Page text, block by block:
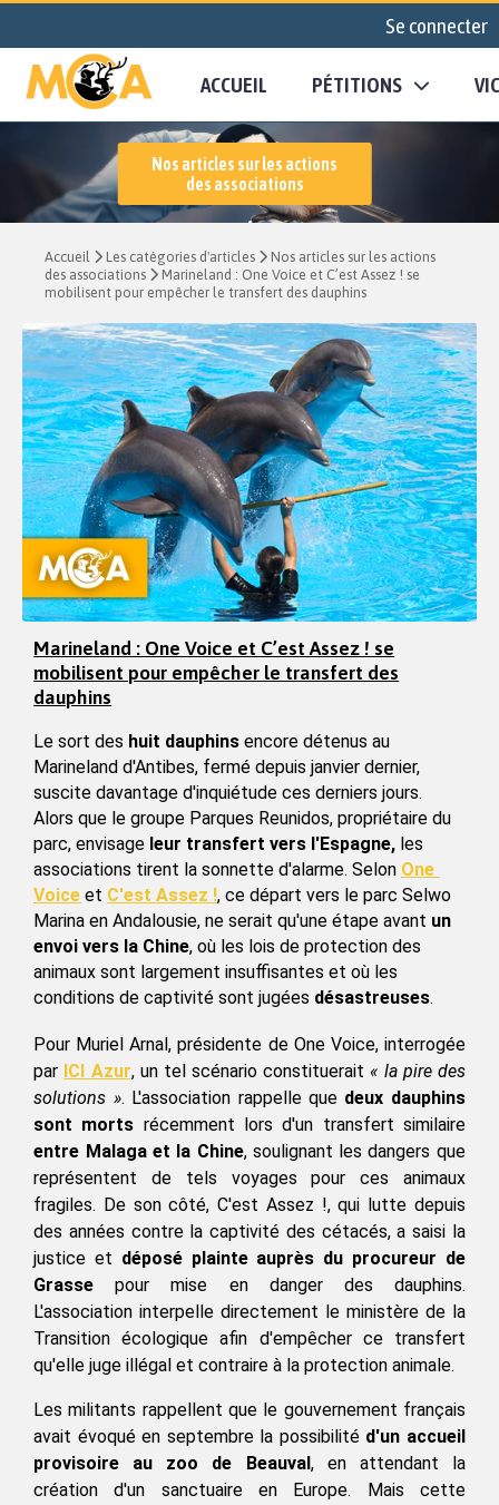
Se connecter
ACCUEIL PÉTITIONS
Nos articles sur les actions
des associations
Accueil Les catégories d'articles
Nos articles sur les actions
des associations
Marineland : One Voice et C’est Assez ! se
mobilisent pour empêcher le transfert des dauphins
Marineland : One Voice et C’est Assez ! se
mobilisent pour empêcher le transfert des
dauphins
Le sort des huit dauphins encore détenus au
Marineland d'Antibes, fermé depuis janvier dernier,
suscite davantage d'inquiétude ces derniers jours.
Alors que le groupe Parques Reunidos, propriétaire du
parc, envisage leur transfert vers l'Espagne, les
associations tirent la sonnette d'alarme. Selon One
Voice et C'est Assez !, ce départ vers le parc Selwo
Marina en Andalousie, ne serait qu'une étape avant un
envoi vers la Chine, où les lois de protection des
animaux sont largement insuffisantes et où les
conditions de captivité sont jugées désastreuses.
Pour Muriel Arnal, présidente de One Voice, interrogée
par ICI Azur, un tel scénario constituerait « la pire des
solutions ». L'association rappelle que deux dauphins
sont morts
récemment lors d'un transfert similaire
entre Malaga et la Chine, soulignant les dangers que
représentent de tels voyages pour ces animaux
fragiles. De son côté, C'est Assez !, qui lutte depuis
des années contre la captivité des cétacés, a saisi la
justice et déposé plainte auprès du procureur de
Grasse pour mise en danger des dauphins.
L'association interpelle directement le ministère de la
Transition écologique afin d'empêcher ce transfert
qu'elle juge illégal et contraire à la protection animale.
Les militants rappellent que le gouvernement français
avait évoqué en septembre la possibilité d'un accueil
provisoire au zoo de Beauval, en attendant la
création d'un sanctuaire en Europe. Mais cette